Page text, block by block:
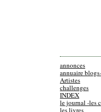
annonces
annuaire
Artistes
challenges
INDEX
le journal -les
les livres